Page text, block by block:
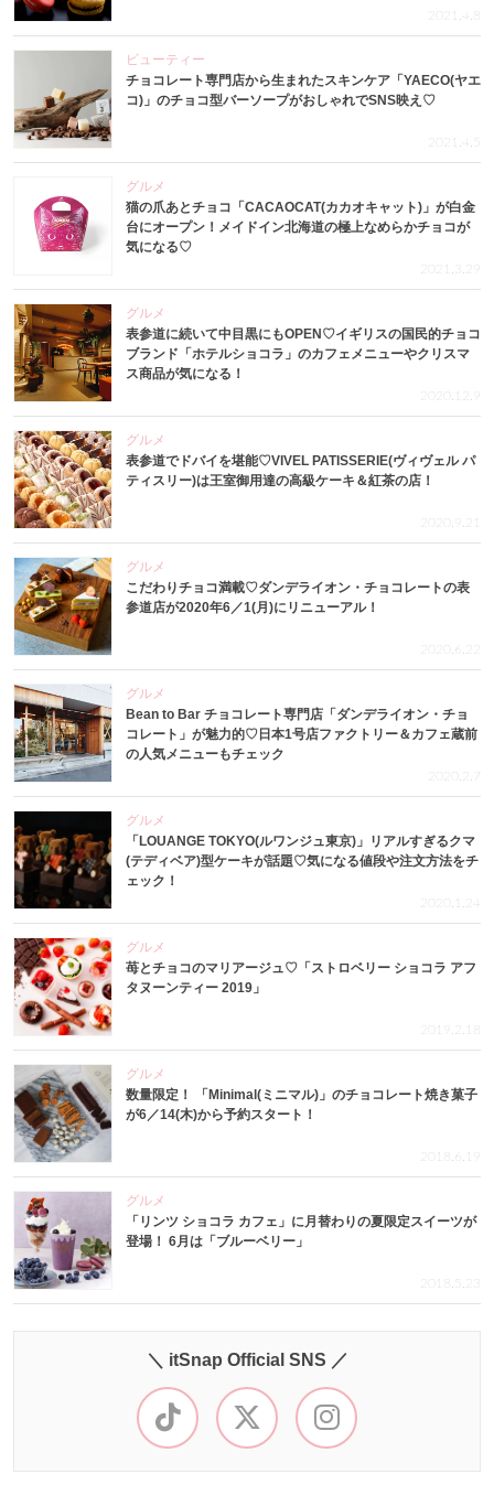
2021.4.8
ビューティー
チョコレート専門店から生まれたスキンケア「YAECO(ヤエ
コ)」のチョコ型バーソープがおしゃれでSNS映え♡
2021.4.5
グルメ
猫の爪あとチョコ「CACAOCAT(カカオキャット)」が白金
台にオープン！メイドイン北海道の極上なめらかチョコが
気になる♡
2021.3.29
グルメ
表参道に続いて中目黒にもOPEN♡イギリスの国民的チョコ
ブランド「ホテルショコラ」のカフェメニューやクリスマ
ス商品が気になる！
2020.12.9
グルメ
表参道でドバイを堪能♡VIVEL PATISSERIE(ヴィヴェル パ
ティスリー)は王室御用達の高級ケーキ＆紅茶の店！
2020.9.21
グルメ
こだわりチョコ満載♡ダンデライオン・チョコレートの表
参道店が2020年6／1(月)にリニューアル！
2020.6.22
グルメ
Bean to Bar チョコレート専門店「ダンデライオン・チョ
コレート」が魅力的♡日本1号店ファクトリー＆カフェ蔵前
の人気メニューもチェック
グルメ
「LOUANGE TOKYO(ルワンジュ東京)」リアルすぎるクマ
(テディベア)型ケーキが話題♡気になる値段や注文方法をチ
ェック！
2020.1.24
グルメ
苺とチョコのマリアージュ♡「ストロベリー ショコラ アフ
タヌーンティー 2019」
2019.2.18
グルメ
数量限定！ 「Minimal(ミニマル)」のチョコレート焼き菓子
が6／14(木)から予約スタート！
2018.6.19
グルメ
「リンツ ショコラ カフェ」に月替わりの夏限定スイーツが
登場！ 6月は「ブルーベリー」
2018.5.23
＼ itSnap Official SNS ／